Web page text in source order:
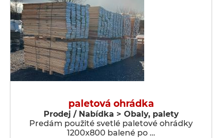
paletová ohrádka
Prodej / Nabídka > Obaly, palety
Predám použité svetlé paletové ohrádky
1200x800 balené po …